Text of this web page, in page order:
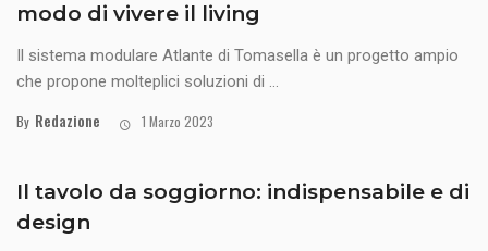
modo di vivere il living
Il sistema modulare Atlante di Tomasella è un progetto ampio
che propone molteplici soluzioni di ...
By Redazione 1 Marzo 2023
Il tavolo da soggiorno: indispensabile e di
design